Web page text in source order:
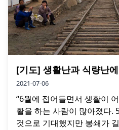
[기도] 생활난과 식량난
2021-07-06
“6월에 접어들면서 생활이
활을 하는 사람이 많아졌다.
것으로 기대했지만 봉쇄가